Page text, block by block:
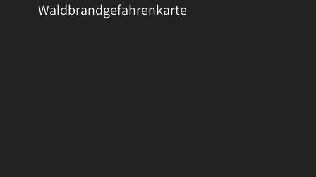
Waldbrandgefahrenkarte